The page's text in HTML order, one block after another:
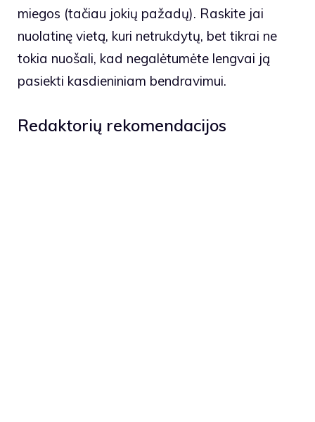
miegos (tačiau jokių pažadų). Raskite jai
nuolatinę vietą, kuri netrukdytų, bet tikrai ne
tokia nuošali, kad negalėtumėte lengvai ją
pasiekti kasdieniniam bendravimui.
Redaktorių rekomendacijos